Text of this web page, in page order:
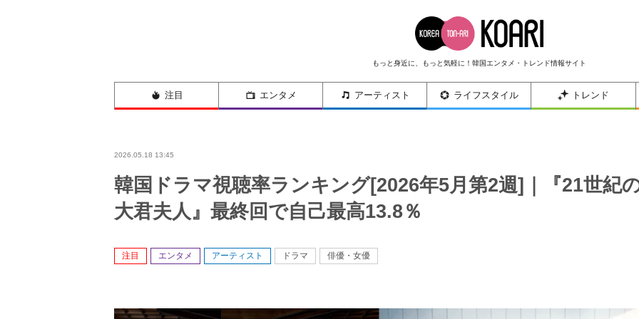
もっと身近に、もっと気軽に！韓国エンタメ・トレンド情報サイト
注目 エンタメ アーティスト ライフスタイル トレンド
2026.05.18 13:45
韓国ドラマ視聴率ランキング[2026年5月第2週]｜『21世紀
大君夫人』最終回で自己最高13.8％
注目 エンタメ アーティスト ドラマ 俳優・女優